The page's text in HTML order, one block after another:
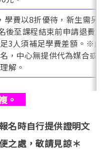
學費以8折優待，新生需另
後至課程結束前申請退費
3人須補足學費差額。※
，中心無提供代為媒合或
解。
。
名時自行提供證明文
之處，敬請見諒＊